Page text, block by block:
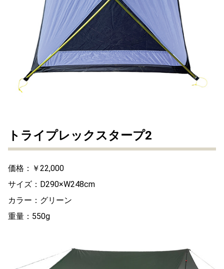
トライプレックスタープ2
価格：￥22,000
サイズ：D290×W248cm
カラー：グリーン
重量：550g